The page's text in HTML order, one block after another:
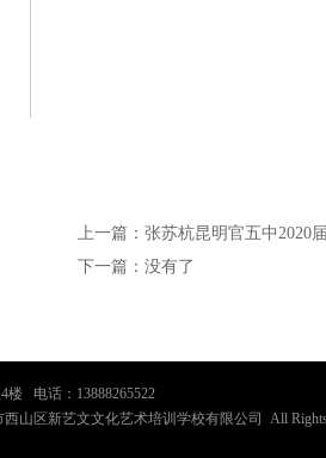
上一篇： 张苏杭昆明官五中2020
下一篇： 没有了
楼 电话：13888265522
西山区新艺文文化艺术培训学校有限公司 All